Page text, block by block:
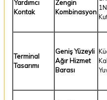
Yardımcı
Kontak
Zengin
Kombinasyon
Terminal
Tasarımı
Geniş Yüzeyli
Ağır Hizmet
Barası